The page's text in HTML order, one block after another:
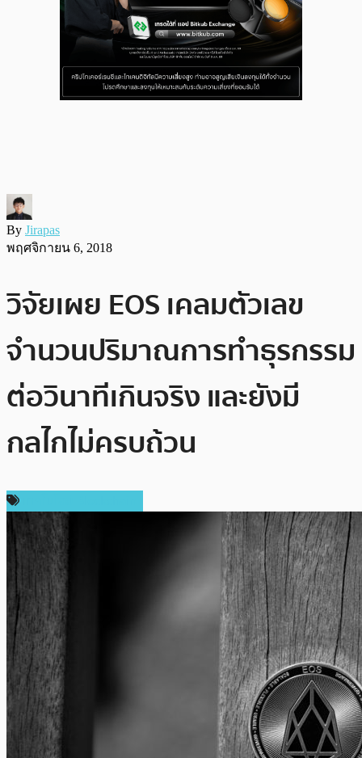
By Jirapas
พฤศจิกายน 6, 2018
วิจัยเผย EOS เคลมตัวเลข
จำนวนปริมาณการทำธุรกรรม
ต่อวินาทีเกินจริง และยังมี
กลไกไม่ครบถ้วน